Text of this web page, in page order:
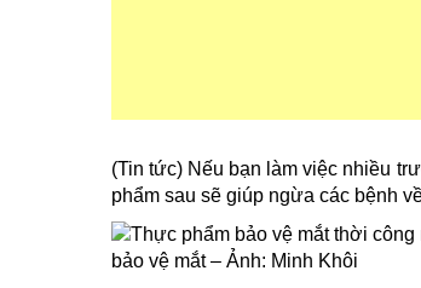
(Tin tức) Nếu bạn làm việc nhiều
phẩm sau sẽ giúp ngừa các bệnh
bảo vệ mắt – Ảnh: Minh Khôi